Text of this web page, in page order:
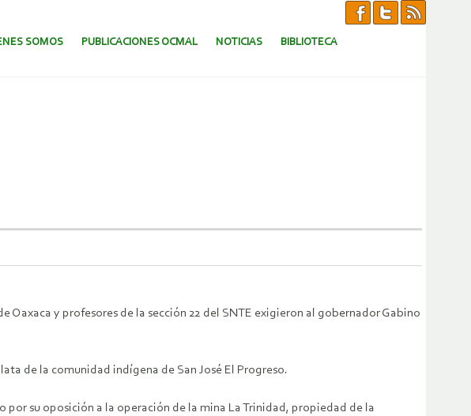
SOMOS PUBLICACIONES OCMAL NOTICIAS BIBLIOTECA
Oaxaca y profesores de la sección 22 del SNTE exigieron al gobernador Gabino
de la comunidad indígena de San José El Progreso.
por su oposición a la operación de la mina La Trinidad, propiedad de la